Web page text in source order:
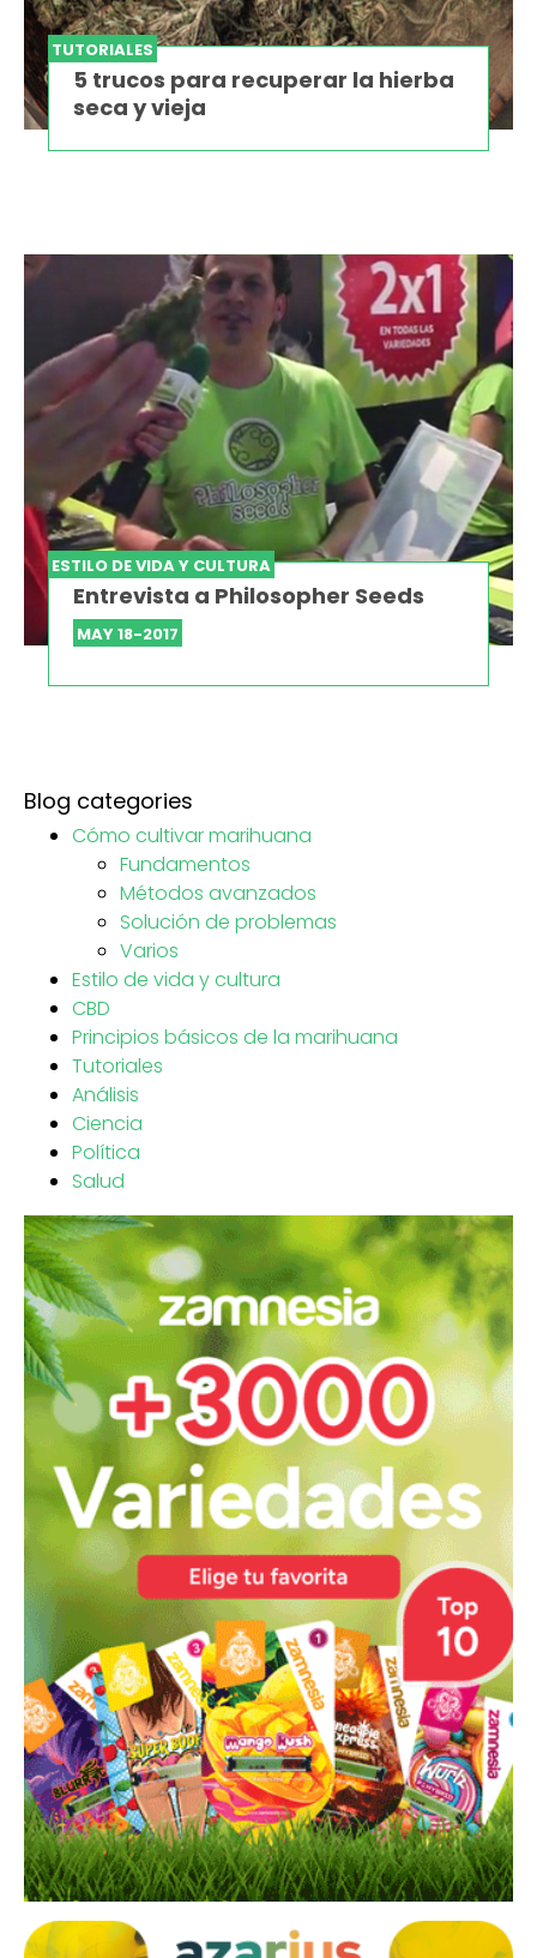
TUTORIALES
5 trucos para recuperar la hierba
seca y vieja
ESTILO DE VIDA Y CULTURA
Entrevista a Philosopher Seeds
MAY 18-2017
Blog categories
Cómo cultivar marihuana
Fundamentos
Métodos avanzados
Solución de problemas
Varios
Estilo de vida y cultura
CBD
Principios básicos de la marihuana
Tutoriales
Análisis
Ciencia
Política
Salud